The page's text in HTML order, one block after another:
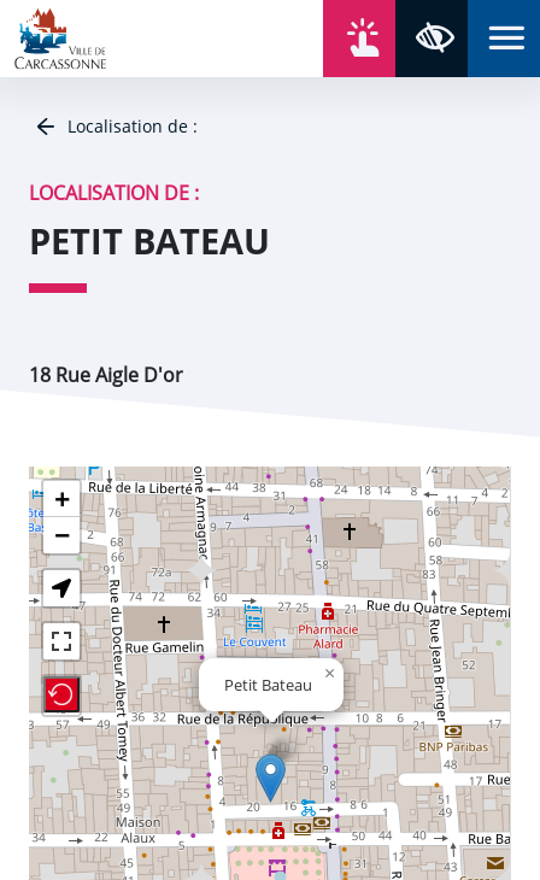
Aller au contenu
Aller au menu
Aller au plan du site
Aller à la recherche
Localisation de :
LOCALISATION DE :
PETIT BATEAU
18 Rue Aigle D'or
Petit Bateau ×
+
−
Recenter Map
Panneau de gestion des cookies